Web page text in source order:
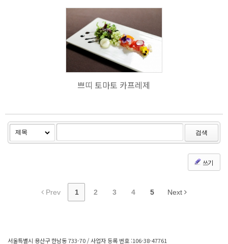
604
쁘띠 토마토 카프레제
검색
쓰기
Prev 1 2 3 4 5 Next
서울특별시 용산구 한남동 733-70 / 사업자 등록 번호 :106-38-47761